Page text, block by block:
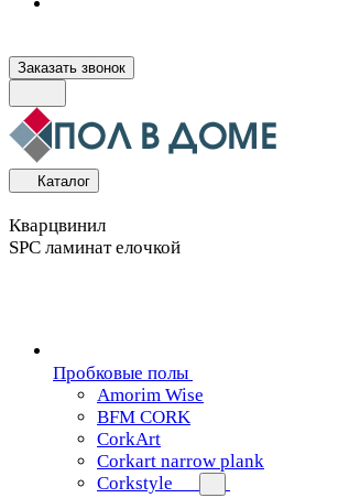
Заказать звонок
Каталог
Кварцвинил
SPC ламинат елочкой
Пробковые полы
Amorim Wise
BFM CORK
CorkArt
Corkart narrow plank
Corkstyle